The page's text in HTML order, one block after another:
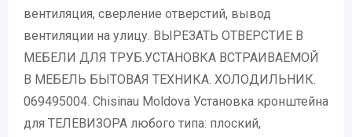
вентиляция, сверление отверстий, вывод
вентиляции на улицу. ВЫРЕЗАТЬ ОТВЕРСТИЕ В
МЕБЕЛИ ДЛЯ ТРУБ.УСТАНОВКА ВСТРАИВАЕМОЙ
В МЕБЕЛЬ БЫТОВАЯ ТЕХНИКА. ХОЛОДИЛЬНИК.
069495004. Chisinau Moldova Установка кронштейна
для ТЕЛЕВИЗОРА любого типа: плоский,